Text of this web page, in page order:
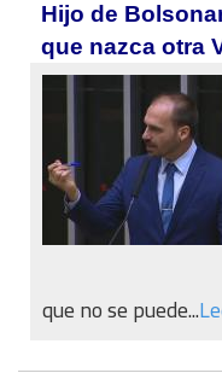
Hijo de
que nazca otra
que no se puede...